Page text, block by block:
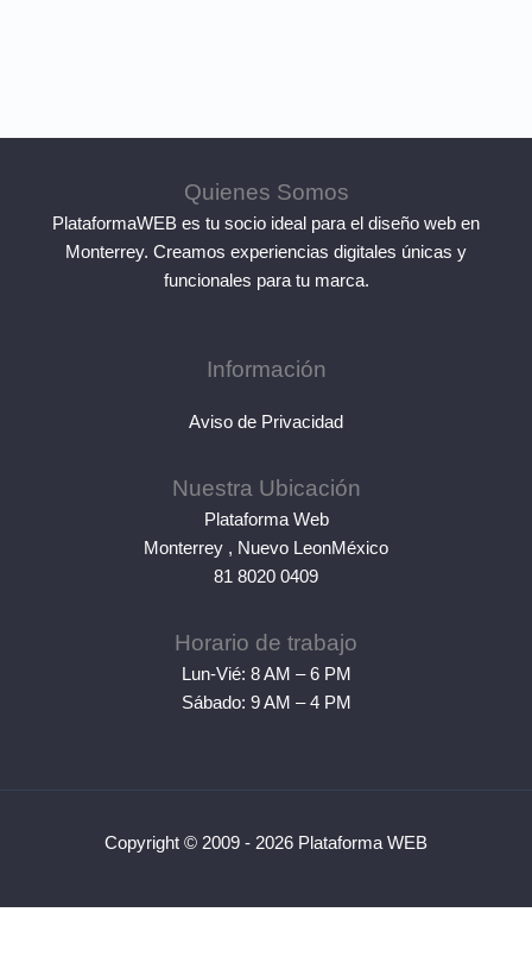
Quienes Somos
PlataformaWEB es tu socio ideal para el diseño web en
Monterrey. Creamos experiencias digitales únicas y
funcionales para tu marca.
Información
Aviso de Privacidad
Nuestra Ubicación
Plataforma Web
Monterrey , Nuevo LeonMéxico
81 8020 0409
Horario de trabajo
Lun-Vié: 8 AM – 6 PM
Sábado: 9 AM – 4 PM
Copyright © 2009 - 2026 Plataforma WEB